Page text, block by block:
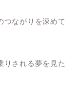
つながりを深めて
りされる夢を見た